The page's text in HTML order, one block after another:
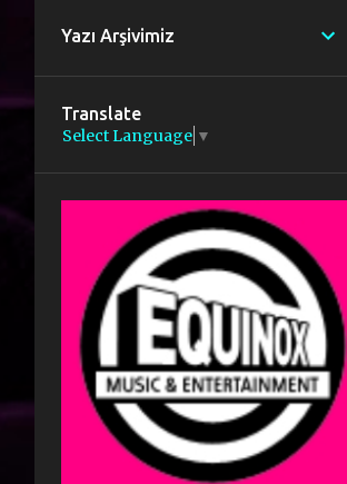
Yazı Arşivimiz
Translate
Select Language ▼